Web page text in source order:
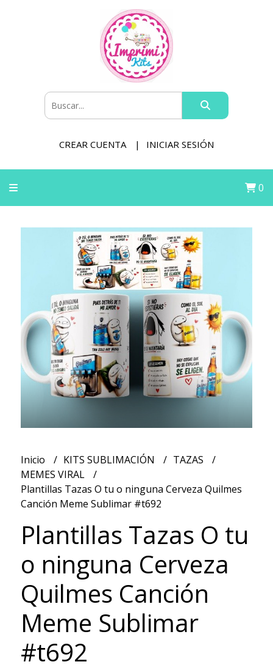
CREAR CUENTA INICIAR SESIÓN
0
Inicio KITS SUBLIMACIÓN
TAZAS
MEMES VIRAL
Plantillas Tazas O tu o ninguna Cerveza Quilmes
Canción Meme Sublimar #t692
Plantillas Tazas O tu
o ninguna Cerveza
Quilmes Canción
Meme Sublimar
#t692